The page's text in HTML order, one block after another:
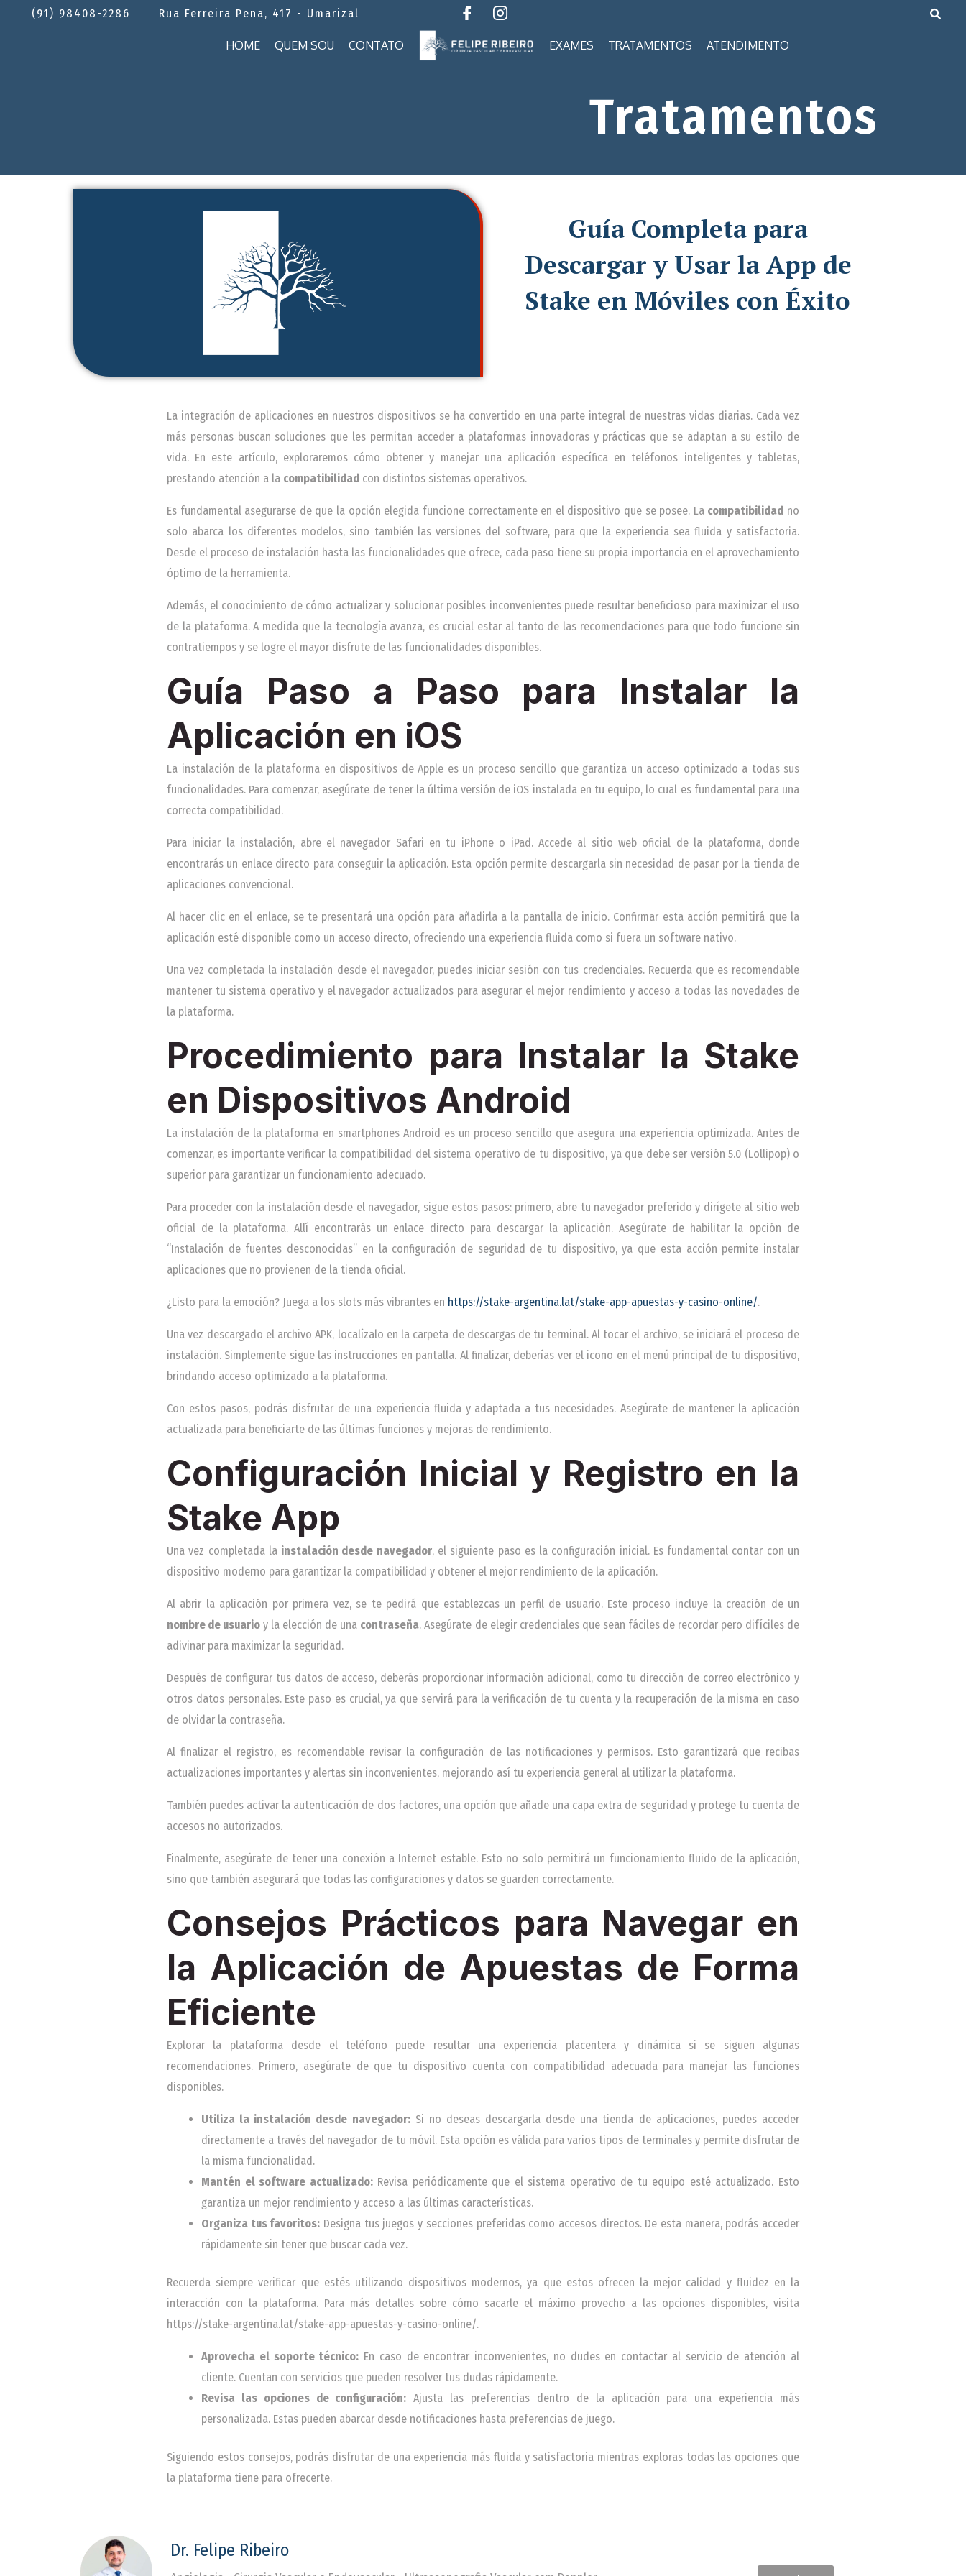
(91) 98408-2286 Rua Ferreira Pena, 417 - Umarizal
HOME QUEM SOU CONTATO EXAMES TRATAMENTOS ATENDIMENTO
Tratamentos
Guía Completa para
Descargar y Usar la App de
Stake en Móviles con Éxito
La integración de aplicaciones en nuestros dispositivos se ha convertido en una parte integral de nuestras vidas diarias. Cada vez
más personas buscan soluciones que les permitan acceder a plataformas innovadoras y prácticas que se adaptan a su estilo de
vida. En este artículo, exploraremos cómo obtener y manejar una aplicación específica en teléfonos inteligentes y tabletas,
prestando atención a la compatibilidad con distintos sistemas operativos.
Es fundamental asegurarse de que la opción elegida funcione correctamente en el dispositivo que se posee. La compatibilidad no
solo abarca los diferentes modelos, sino también las versiones del software, para que la experiencia sea fluida y satisfactoria.
Desde el proceso de instalación hasta las funcionalidades que ofrece, cada paso tiene su propia importancia en el aprovechamiento
óptimo de la herramienta.
Además, el conocimiento de cómo actualizar y solucionar posibles inconvenientes puede resultar beneficioso para maximizar el uso
de la plataforma. A medida que la tecnología avanza, es crucial estar al tanto de las recomendaciones para que todo funcione sin
contratiempos y se logre el mayor disfrute de las funcionalidades disponibles.
Guía Paso a Paso para Instalar la
Aplicación en iOS
La instalación de la plataforma en dispositivos de Apple es un proceso sencillo que garantiza un acceso optimizado a todas sus
funcionalidades. Para comenzar, asegúrate de tener la última versión de iOS instalada en tu equipo, lo cual es fundamental para una
correcta compatibilidad.
Para iniciar la instalación, abre el navegador Safari en tu iPhone o iPad. Accede al sitio web oficial de la plataforma, donde
encontrarás un enlace directo para conseguir la aplicación. Esta opción permite descargarla sin necesidad de pasar por la tienda de
aplicaciones convencional.
Al hacer clic en el enlace, se te presentará una opción para añadirla a la pantalla de inicio. Confirmar esta acción permitirá que la
aplicación esté disponible como un acceso directo, ofreciendo una experiencia fluida como si fuera un software nativo.
Una vez completada la instalación desde el navegador, puedes iniciar sesión con tus credenciales. Recuerda que es recomendable
mantener tu sistema operativo y el navegador actualizados para asegurar el mejor rendimiento y acceso a todas las novedades de
la plataforma.
Procedimiento para Instalar la Stake
en Dispositivos Android
La instalación de la plataforma en smartphones Android es un proceso sencillo que asegura una experiencia optimizada. Antes de
comenzar, es importante verificar la compatibilidad del sistema operativo de tu dispositivo, ya que debe ser versión 5.0 (Lollipop) o
superior para garantizar un funcionamiento adecuado.
Para proceder con la instalación desde el navegador, sigue estos pasos: primero, abre tu navegador preferido y dirígete al sitio web
oficial de la plataforma. Allí encontrarás un enlace directo para descargar la aplicación. Asegúrate de habilitar la opción de
“Instalación de fuentes desconocidas” en la configuración de seguridad de tu dispositivo, ya que esta acción permite instalar
aplicaciones que no provienen de la tienda oficial.
¿Listo para la emoción? Juega a los slots más vibrantes en https://stake-argentina.lat/stake-app-apuestas-y-casino-online/.
Una vez descargado el archivo APK, localízalo en la carpeta de descargas de tu terminal. Al tocar el archivo, se iniciará el proceso de
instalación. Simplemente sigue las instrucciones en pantalla. Al finalizar, deberías ver el icono en el menú principal de tu dispositivo,
brindando acceso optimizado a la plataforma.
Con estos pasos, podrás disfrutar de una experiencia fluida y adaptada a tus necesidades. Asegúrate de mantener la aplicación
actualizada para beneficiarte de las últimas funciones y mejoras de rendimiento.
Configuración Inicial y Registro en la
Stake App
Una vez completada la instalación desde navegador, el siguiente paso es la configuración inicial. Es fundamental contar con un
dispositivo moderno para garantizar la compatibilidad y obtener el mejor rendimiento de la aplicación.
Al abrir la aplicación por primera vez, se te pedirá que establezcas un perfil de usuario. Este proceso incluye la creación de un
nombre de usuario y la elección de una contraseña. Asegúrate de elegir credenciales que sean fáciles de recordar pero difíciles de
adivinar para maximizar la seguridad.
Después de configurar tus datos de acceso, deberás proporcionar información adicional, como tu dirección de correo electrónico y
otros datos personales. Este paso es crucial, ya que servirá para la verificación de tu cuenta y la recuperación de la misma en caso
de olvidar la contraseña.
Al finalizar el registro, es recomendable revisar la configuración de las notificaciones y permisos. Esto garantizará que recibas
actualizaciones importantes y alertas sin inconvenientes, mejorando así tu experiencia general al utilizar la plataforma.
También puedes activar la autenticación de dos factores, una opción que añade una capa extra de seguridad y protege tu cuenta de
accesos no autorizados.
Finalmente, asegúrate de tener una conexión a Internet estable. Esto no solo permitirá un funcionamiento fluido de la aplicación,
sino que también asegurará que todas las configuraciones y datos se guarden correctamente.
Consejos Prácticos para Navegar en
la Aplicación de Apuestas de Forma
Eficiente
Explorar la plataforma desde el teléfono puede resultar una experiencia placentera y dinámica si se siguen algunas
recomendaciones. Primero, asegúrate de que tu dispositivo cuenta con compatibilidad adecuada para manejar las funciones
disponibles.
Utiliza la instalación desde navegador:Si no deseas descargarla desde una tienda de aplicaciones, puedes acceder
directamente a través del navegador de tu móvil. Esta opción es válida para varios tipos de terminales y permite disfrutar de
la misma funcionalidad.
Mantén el software actualizado:Revisa periódicamente que el sistema operativo de tu equipo esté actualizado. Esto
garantiza un mejor rendimiento y acceso a las últimas características.
Organiza tus favoritos: Designa tus juegos y secciones preferidas como accesos directos. De esta manera, podrás acceder
rápidamente sin tener que buscar cada vez.
Recuerda siempre verificar que estés utilizando dispositivos modernos, ya que estos ofrecen la mejor calidad y fluidez en la
interacción con la plataforma. Para más detalles sobre cómo sacarle el máximo provecho a las opciones disponibles, visita
https://stake-argentina.lat/stake-app-apuestas-y-casino-online/.
Aprovecha el soporte técnico: En caso de encontrar inconvenientes, no dudes en contactar al servicio de atención al
cliente. Cuentan con servicios que pueden resolver tus dudas rápidamente.
Revisa las opciones de configuración: Ajusta las preferencias dentro de la aplicación para una experiencia más
personalizada. Estas pueden abarcar desde notificaciones hasta preferencias de juego.
Siguiendo estos consejos, podrás disfrutar de una experiencia más fluida y satisfactoria mientras exploras todas las opciones que
la plataforma tiene para ofrecerte.
Dr. Felipe Ribeiro